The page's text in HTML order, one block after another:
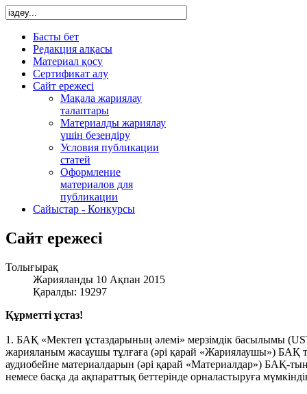
Басты бет
Редакция алқасы
Материал қосу
Сертификат алу
Сайт ережесі
Мақала жариялау
талаптары
Материалды жариялау
үшін безендіру
Условия публикации
статей
Оформление
материалов для
публикации
Сайыстар - Конкурсы
Сайт ережесі
Толығырақ
Жарияланды 10 Ақпан 2015
Қаралды: 19297
Құрметті ұстаз!
1. БАҚ «Мектеп ұстаздарының әлемі» мерзімдік басылымы
жарияланым жасаушы тұлғаға (әрі қарай «Жариялаушы») БАҚ
аудиобейне материалдарын (әрі қарай «Материалдар») БАҚ-
немесе басқа да ақпараттық беттерінде орналастыруға